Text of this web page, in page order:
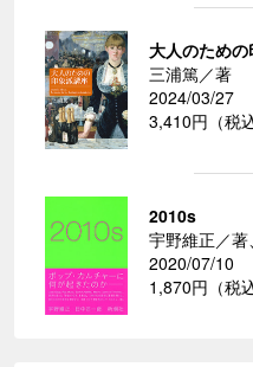
大人のため
三浦篤／著
2024/03/27
3,410円（税込
2010s
宇野維正／
2020/07/10
1,870円（税込